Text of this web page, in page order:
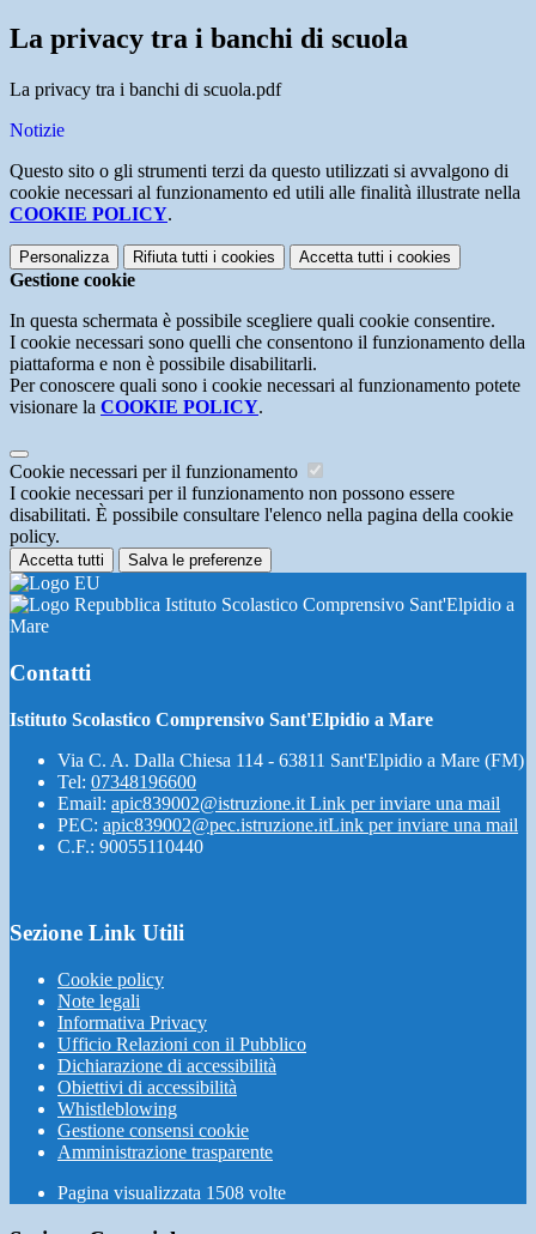
La privacy tra i banchi di scuola
La privacy tra i banchi di scuola.pdf
Notizie
Questo sito o gli strumenti terzi da questo utilizzati si avvalgono di
cookie necessari al funzionamento ed utili alle finalità illustrate nella
COOKIE POLICY.
Personalizza Rifiuta tutti i cookies Accetta tutti i cookies
Gestione cookie
In questa schermata è possibile scegliere quali cookie consentire.
I cookie necessari sono quelli che consentono il funzionamento della
piattaforma e non è possibile disabilitarli.
Per conoscere quali sono i cookie necessari al funzionamento potete
visionare la COOKIE POLICY.
Cookie necessari per il funzionamento
I cookie necessari per il funzionamento non possono essere
disabilitati. È possibile consultare l'elenco nella pagina della cookie
policy.
Accetta tutti Salva le preferenze
Istituto Scolastico Comprensivo Sant'Elpidio a
Mare
Contatti
Istituto Scolastico Comprensivo Sant'Elpidio a Mare
Via C. A. Dalla Chiesa 114 - 63811 Sant'Elpidio a Mare (FM)
Tel: 07348196600
Email: apic839002@istruzione.it Link per inviare una mail
PEC: apic839002@pec.istruzione.itLink per inviare una mail
C.F.: 90055110440
Sezione Link Utili
Cookie policy
Note legali
Informativa Privacy
Ufficio Relazioni con il Pubblico
Dichiarazione di accessibilità
Obiettivi di accessibilità
Whistleblowing
Gestione consensi cookie
Amministrazione trasparente
Pagina visualizzata 1508 volte